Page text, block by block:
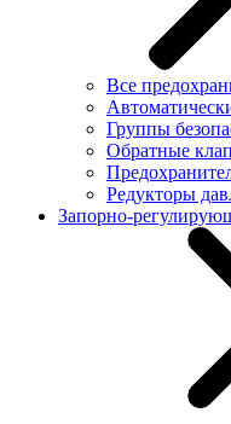
Все
Группы
Обратные
Редукторы
Запорно-